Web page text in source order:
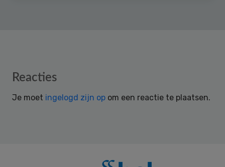
Reader
Reacties
Je moet ingelogd zijn op om een reactie te plaatsen.